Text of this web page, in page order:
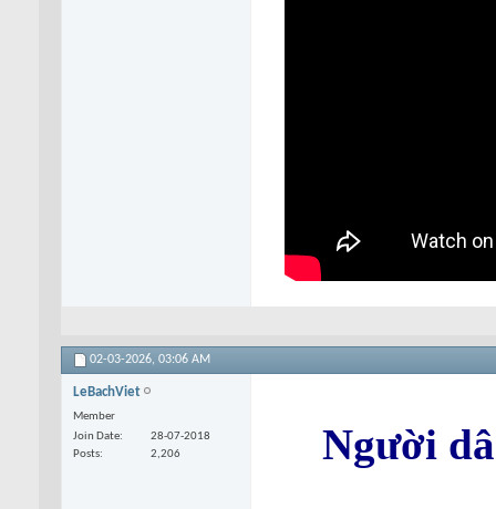
02-03-2026, 03:06 AM
LeBachViet
Member
Join Date
28-07-2018
Posts
2,206 Người